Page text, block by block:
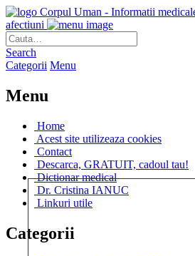
Corpul Uman - Informatii
afectiuni
Search
Categorii Menu
Menu
Home
Acest site utilizeaza cookies
Contact
Descarca, GRATUIT, cadoul tau!
Dictionar medical
Dr. Cristina IANUC
Linkuri utile
Categorii